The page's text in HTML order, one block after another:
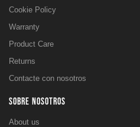
Cookie Policy
Warranty
Product Care
Returns
Contacte con nosotros
SOBRE NOSOTROS
About us